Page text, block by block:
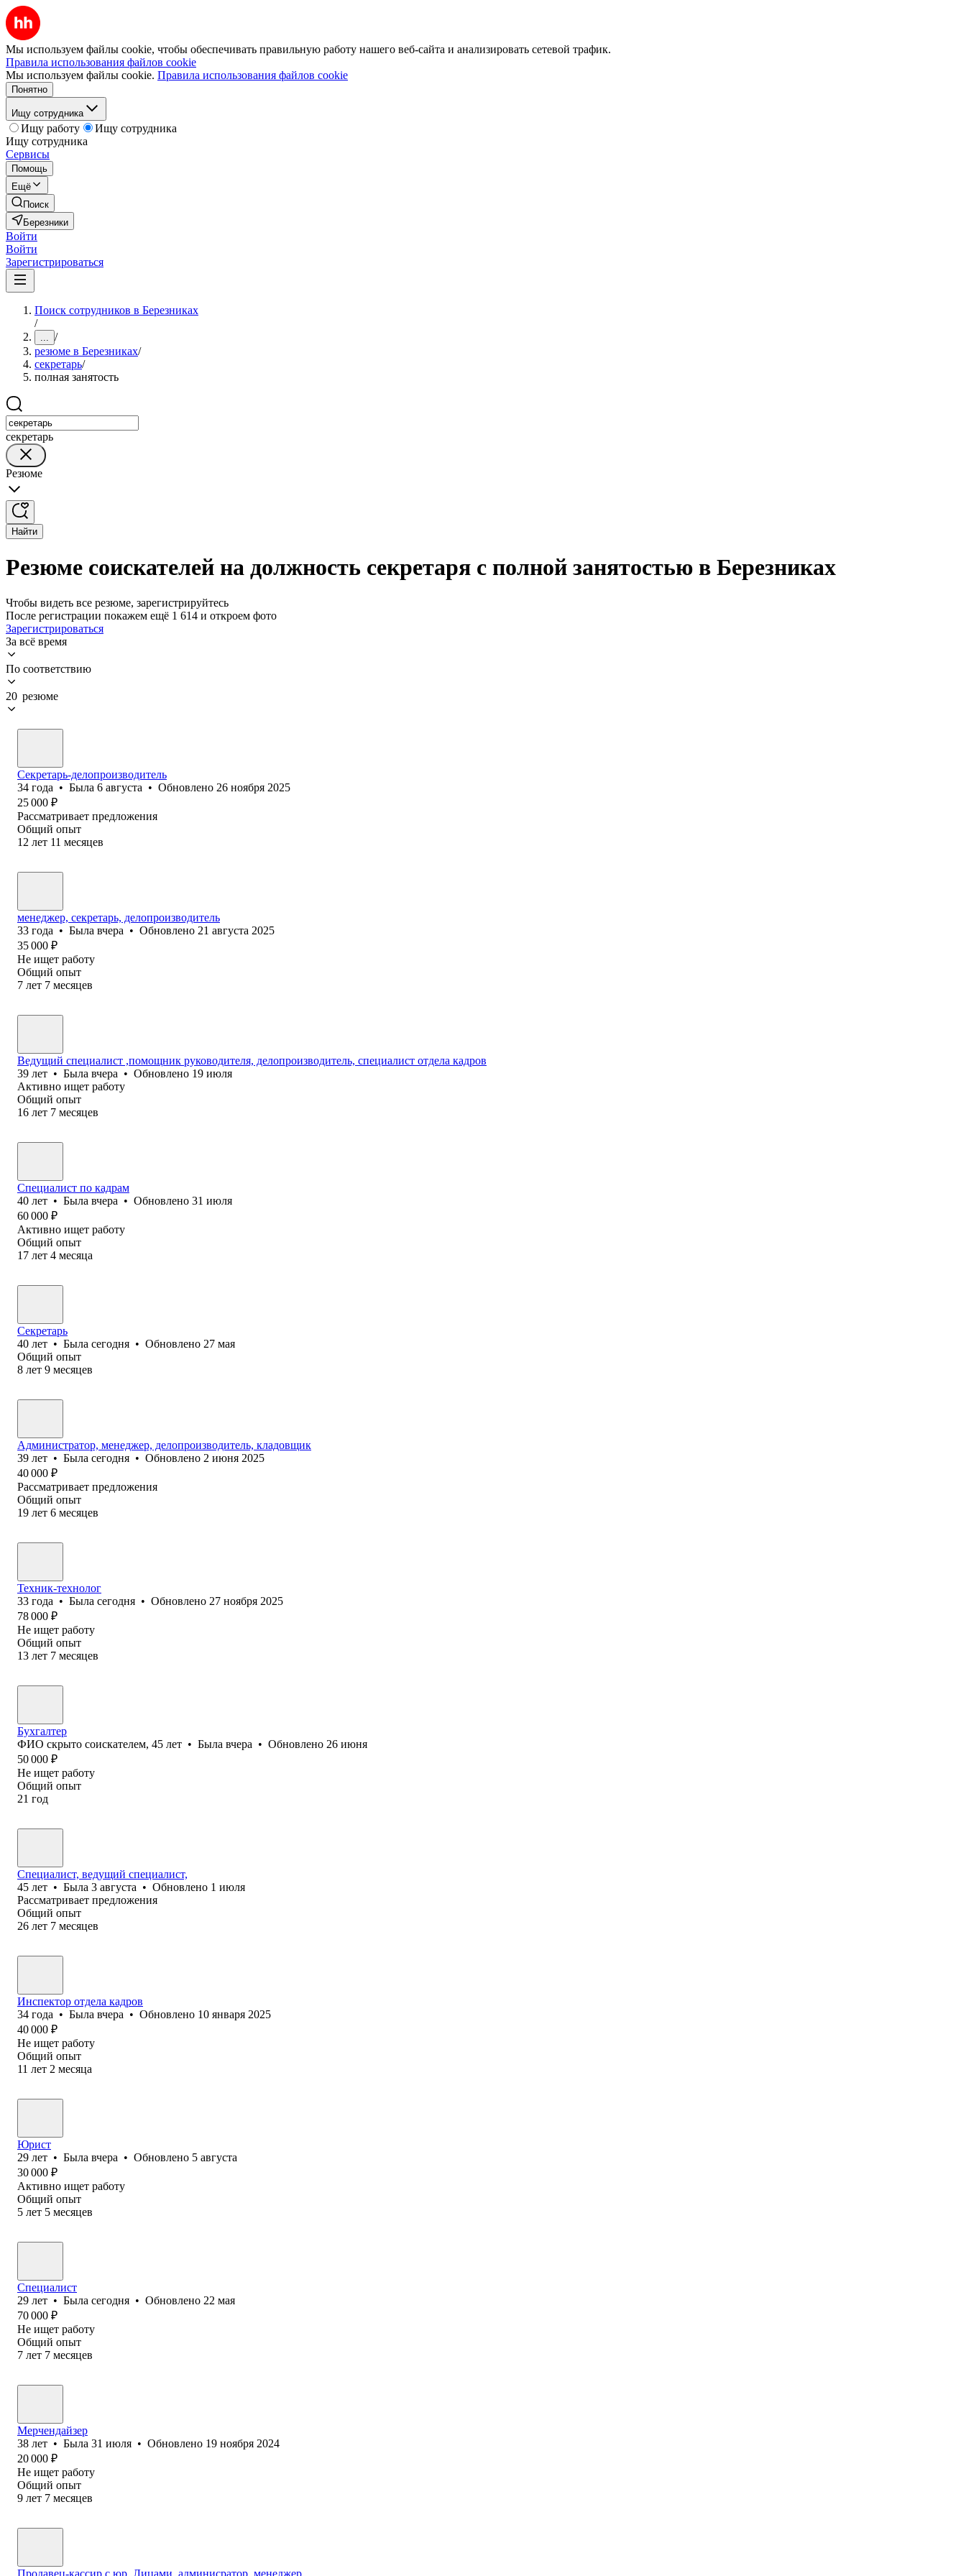
Мы используем файлы cookie, чтобы обеспечивать правильную работу нашего веб-сайта и анализировать сетевой трафик.
Правила использования файлов cookie
Мы используем файлы cookie. Правила использования файлов cookie
Понятно
Ищу сотрудника
Ищу работу
Ищу сотрудника
Ищу сотрудника
Сервисы
Помощь
Ещё
Поиск
Березники
Войти
Войти
Зарегистрироваться
Поиск сотрудников в Березниках
/
... /
резюме в Березниках/
секретарь/
полная занятость
секретарь
Резюме
Найти
Резюме соискателей на должность секретаря с полной занятостью в Березниках
Чтобы видеть все резюме, зарегистрируйтесь
После регистрации покажем ещё 1 614 и откроем фото
Зарегистрироваться
За всё время
По соответствию
20 резюме
Секретарь-делопроизводитель
34 года • Была 6 августа • Обновлено 26 ноября 2025
25 000 ₽
Рассматривает предложения
Общий опыт
12 лет 11 месяцев
менеджер, секретарь, делопроизводитель
33 года • Была вчера • Обновлено 21 августа 2025
35 000 ₽
Не ищет работу
Общий опыт
7 лет 7 месяцев
Ведущий специалист ,помощник руководителя, делопроизводитель, специалист отдела кадров
39 лет • Была вчера • Обновлено 19 июля
Активно ищет работу
Общий опыт
16 лет 7 месяцев
Специалист по кадрам
40 лет • Была вчера • Обновлено 31 июля
60 000 ₽
Активно ищет работу
Общий опыт
17 лет 4 месяца
Секретарь
40 лет • Была сегодня • Обновлено 27 мая
Общий опыт
8 лет 9 месяцев
Администратор, менеджер, делопроизводитель, кладовщик
39 лет • Была сегодня • Обновлено 2 июня 2025
40 000 ₽
Рассматривает предложения
Общий опыт
19 лет 6 месяцев
Техник-технолог
33 года • Была сегодня • Обновлено 27 ноября 2025
78 000 ₽
Не ищет работу
Общий опыт
13 лет 7 месяцев
Бухгалтер
ФИО скрыто соискателем, 45 лет • Была вчера • Обновлено 26 июня
50 000 ₽
Не ищет работу
Общий опыт
21 год
Специалист, ведущий специалист,
45 лет • Была 3 августа • Обновлено 1 июля
Рассматривает предложения
Общий опыт
26 лет 7 месяцев
Инспектор отдела кадров
34 года • Была вчера • Обновлено 10 января 2025
40 000 ₽
Не ищет работу
Общий опыт
11 лет 2 месяца
Юрист
29 лет • Была вчера • Обновлено 5 августа
30 000 ₽
Активно ищет работу
Общий опыт
5 лет 5 месяцев
Специалист
29 лет • Была сегодня • Обновлено 22 мая
70 000 ₽
Не ищет работу
Общий опыт
7 лет 7 месяцев
Мерчендайзер
38 лет • Была 31 июля • Обновлено 19 ноября 2024
20 000 ₽
Не ищет работу
Общий опыт
9 лет 7 месяцев
Продавец-кассир с юр. Лицами, админисратор, менеджер